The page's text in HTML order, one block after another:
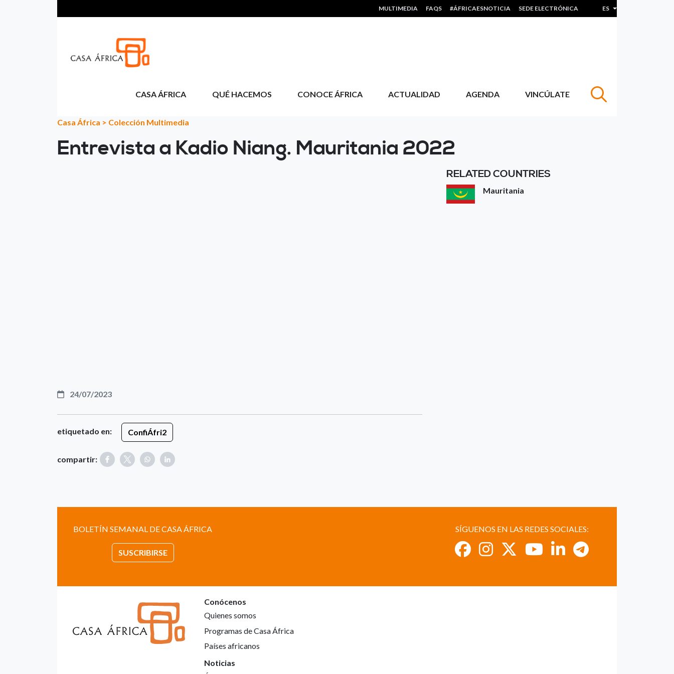
HEADER MENU
MULTIMEDIA FAQS #ÁFRICAESNOTICIA SEDE ELECTRÓNICA ES Lista adicional de
CASA ÁFRICA QUÉ HACEMOS CONOCE ÁFRICA ACTUALIDAD AGENDA VINCÚLATE
Casa África > Colección Multimedia
Entrevista a Kadio Niang. Mauritania 2022
24/07/2023
etiquetado en: ConfiÁfri2
compartir:
RELATED COUNTRIES
Mauritania
BOLETÍN SEMANAL DE CASA ÁFRICA
SUSCRIBIRSE
SÍGUENOS EN LAS REDES SOCIALES:
Conócenos
Quienes somos
Programas de Casa África
Países africanos
Noticias